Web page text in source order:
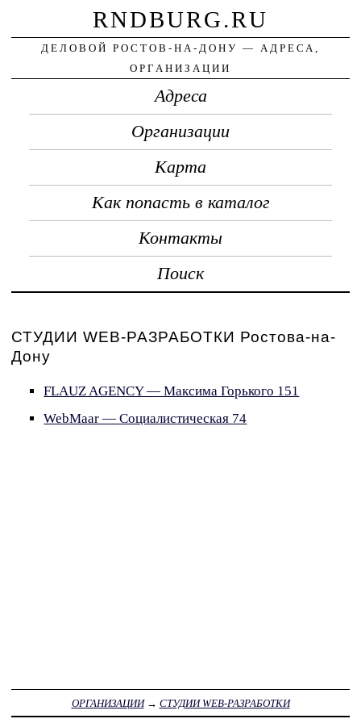
RNDBURG.RU
ДЕЛОВОЙ РОСТОВ-НА-ДОНУ — АДРЕСА,
ОРГАНИЗАЦИИ
Адреса
Организации
Карта
Как попасть в каталог
Контакты
Поиск
СТУДИИ WEB-РАЗРАБОТКИ Ростова-на-
Дону
FLAUZ AGENCY — Максима Горького 151
WebMaar — Социалистическая 74
ОРГАНИЗАЦИИ→ СТУДИИ WEB-РАЗРАБОТКИ